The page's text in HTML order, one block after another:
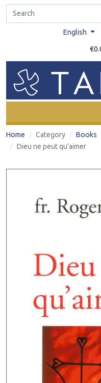
English
Home Category Books
Dieu ne peut qu'aimer